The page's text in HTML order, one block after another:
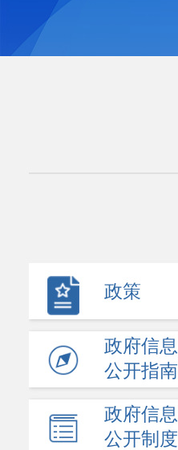
政策
政府信息
公开指南
政府信息
公开制度